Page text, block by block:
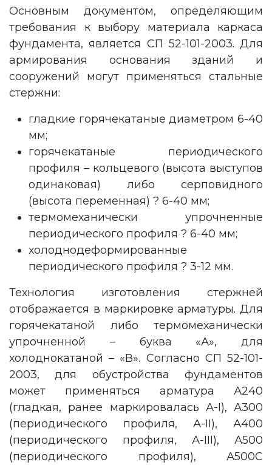
Основным документом, определяющим
требования к выбору материала каркаса
фундамента, является СП 52-101-2003. Для
армирования основания зданий и
сооружений могут применяться стальные
стержни:
гладкие горячекатаные диаметром 6-40
мм;
горячекатаные периодического
профиля – кольцевого (высота выступов
одинаковая) либо серповидного
(высота переменная) ? 6-40 мм;
термомеханически упрочненные
периодического профиля ? 6-40 мм;
холоднодеформированные
периодического профиля ? 3-12 мм.
Технология изготовления стержней
отображается в маркировке арматуры. Для
горячекатаной либо термомеханически
упрочненной – буква «А», для
холоднокатаной – «В». Согласно СП 52-101-
2003, для обустройства фундаментов
может применяться арматура А240
(гладкая, ранее маркировалась А-I), А300
(периодического профиля, А-II), А400
(периодического профиля, А-III), А500
(периодического профиля), А500С